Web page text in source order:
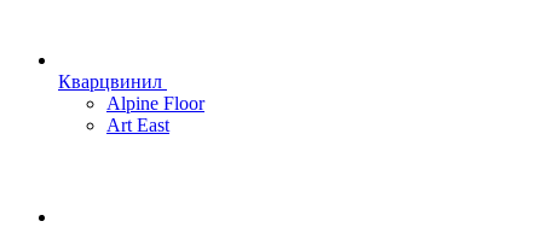
Кварцвинил
Alpine Floor
Art East